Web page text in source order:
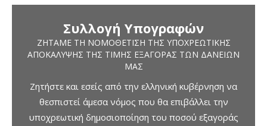
Συλλογή Υπογραφών
ΖΗΤΆΜΕ ΤΗ ΝΟΜΟΘΈΤΙΣΗ ΤΗΣ ΥΠΟΧΡΕΩΤΙΚΉΣ
ΑΠΟΚΆΛΥΨΗΣ ΤΗΣ ΤΙΜΉΣ ΕΞΑΓΟΡΆΣ ΤΩΝ ΔΑΝΕΊΩΝ
ΜΑΣ
Ζητήστε και εσείς από την ελληνική κυβέρνηση να
θεσπιστεί άμεσα νόμος που θα επιβάλλει την
υποχρεωτική δημοσιοποίηση του ποσού εξαγοράς